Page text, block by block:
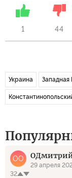
1 44
Украина Западная
OO
29 апреля
32